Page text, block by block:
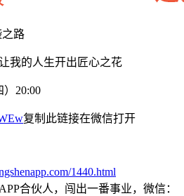
之路
我的人生开出匠心之花
20:00
复制此链接在微信打开
1440.html
合伙人，闯出一番事业，微信：